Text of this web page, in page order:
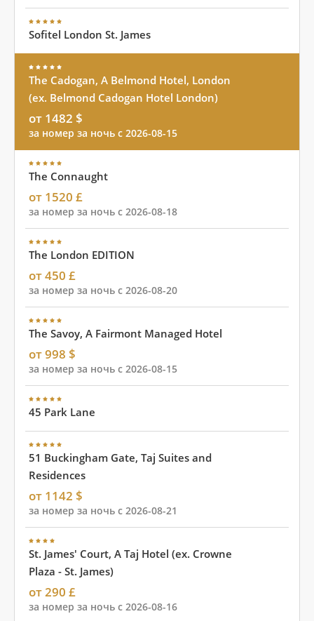
Sofitel London St. James
The Cadogan, A Belmond Hotel, London
(ex. Belmond Cadogan Hotel London)
от 1482 $
за номер за ночь с 2026-08-15
The Connaught
от 1520 £
за номер за ночь с 2026-08-18
The London EDITION
от 450 £
за номер за ночь с 2026-08-20
The Savoy, A Fairmont Managed Hotel
от 998 $
за номер за ночь с 2026-08-15
45 Park Lane
51 Buckingham Gate, Taj Suites and
Residences
от 1142 $
за номер за ночь с 2026-08-21
St. James' Court, A Taj Hotel (ex. Crowne
Plaza - St. James)
от 290 £
за номер за ночь с 2026-08-16